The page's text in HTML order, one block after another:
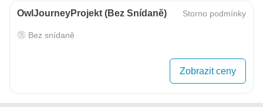
OwlJourneyProjekt (bez Snídaně) Storno podmínky
Bez snídaně
Zobrazit ceny